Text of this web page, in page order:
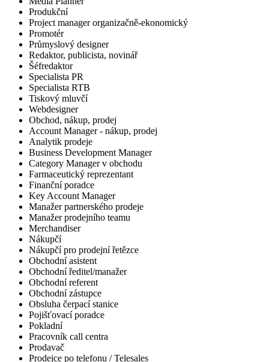
Produkční
Project manager organizačně-ekonomický
Promotér
Průmyslový designer
Redaktor, publicista, novinář
Šéfredaktor
Specialista PR
Specialista RTB
Tiskový mluvčí
Webdesigner
Obchod, nákup, prodej
Account Manager - nákup, prodej
Analytik prodeje
Business Development Manager
Category Manager v obchodu
Farmaceutický reprezentant
Finanční poradce
Key Account Manager
Manažer partnerského prodeje
Manažer prodejního teamu
Merchandiser
Nákupčí
Nákupčí pro prodejní řetězce
Obchodní asistent
Obchodní ředitel/manažer
Obchodní referent
Obchodní zástupce
Obsluha čerpací stanice
Pojišťovací poradce
Pokladní
Pracovník call centra
Prodavač
Prodejce po telefonu / Telesales